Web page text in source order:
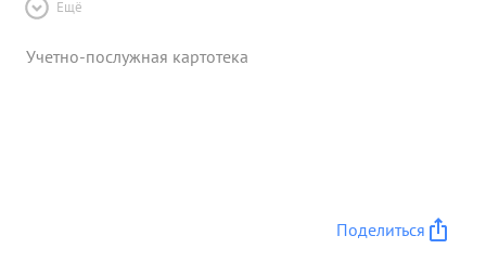
Ещё
Учетно-послужная картотека
Поделиться